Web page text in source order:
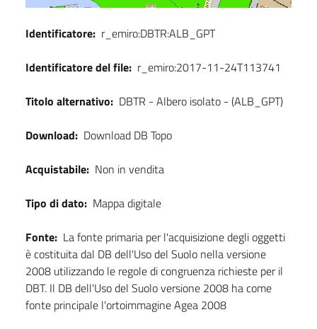
Identificatore: r_emiro:DBTR:ALB_GPT
Identificatore del file: r_emiro:2017-11-24T113741
Titolo alternativo: DBTR - Albero isolato - (ALB_GPT)
Download: Download DB Topo
Acquistabile: Non in vendita
Tipo di dato: Mappa digitale
Fonte: La fonte primaria per l'acquisizione degli oggetti
è costituita dal DB dell'Uso del Suolo nella versione
2008 utilizzando le regole di congruenza richieste per il
DBT. Il DB dell'Uso del Suolo versione 2008 ha come
fonte principale l'ortoimmagine Agea 2008